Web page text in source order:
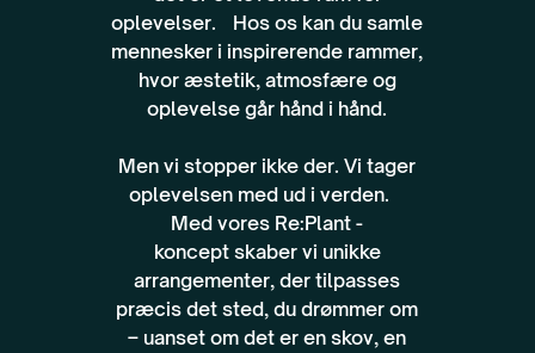
oplevelser. Hos os kan du samle
mennesker i inspirerende rammer,
hvor æstetik, atmosfære og
oplevelse går hånd i hånd.
Men vi stopper ikke der. Vi tager
oplevelsen med ud i verden.
Med vores Re:Plant -
koncept skaber vi unikke
arrangementer, der tilpasses
præcis det sted, du drømmer om
– uanset om det er en skov, en